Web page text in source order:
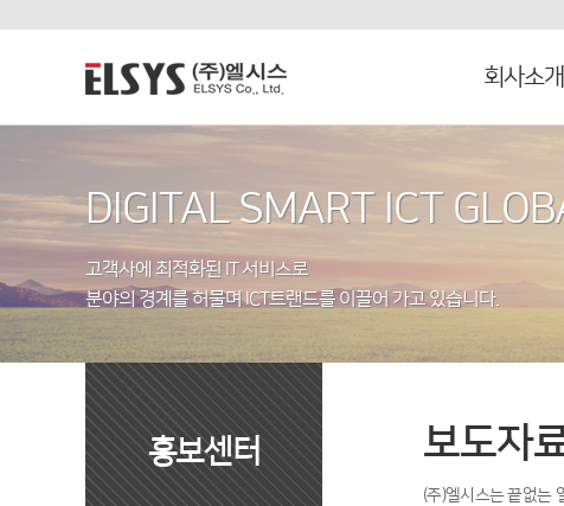
회사소개
DIGITAL SMART ICT
고객사에 최적화된 IT 서비스로
분야의 경계를 허물며 ICT트랜드를 이끌어 가고 있습니다.
홍보센터 보도자
(주)엘시스는 끝없는